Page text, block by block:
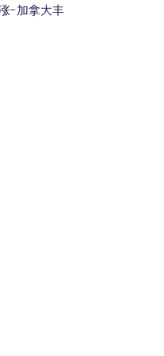
-加拿大丰